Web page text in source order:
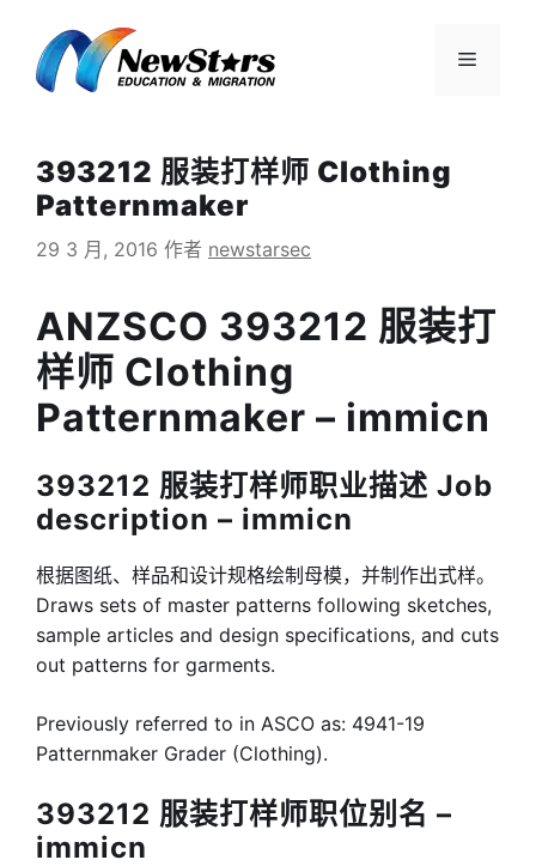
菜
393212 服装打样师 Clothing
Patternmaker
29 3 月, 2016 作者 newstarsec
ANZSCO 393212 服装打
样师 Clothing
Patternmaker – immicn
393212 服装打样师职业描述 Job
description – immicn
根据图纸、样品和设计规格绘制母模，并制作出式样。
Draws sets of master patterns following sketches,
sample articles and design specifications, and cuts
out patterns for garments.
Previously referred to in ASCO as: 4941-19
Patternmaker Grader (Clothing).
393212 服装打样师职位别名 –
immicn